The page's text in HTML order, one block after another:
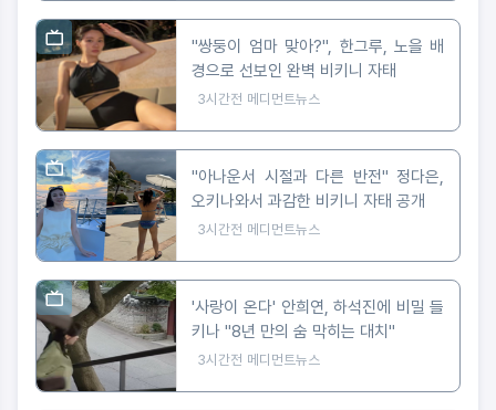
"쌍둥이 엄마 맞아?", 한그루, 노을 배
경으로 선보인 완벽 비키니 자태
3시간전 메디먼트뉴스
"아나운서 시절과 다른 반전" 정다은,
오키나와서 과감한 비키니 자태 공개
3시간전 메디먼트뉴스
'사랑이 온다' 안희연, 하석진에 비밀 들
키나 "8년 만의 숨 막히는 대치"
3시간전 메디먼트뉴스